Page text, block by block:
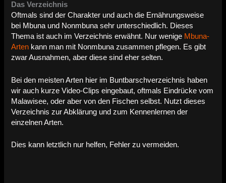
Das Verzeichnis
Oftmals sind der Charakter und auch die Ernährungsweise
bei Mbuna und Nonmbuna sehr unterschiedlich. Dieses
Thema ist auch im Verzeichnis erwähnt. Nur wenige Mbuna-
Arten kann man mit Nonmbuna zusammen pflegen. Es gibt
zwar Ausnahmen, aber diese sind eher selten.
Bei den meisten Arten hier im Buntbarschverzeichnis haben
wir auch kurze Video-Clips eingebaut, oftmals Eindrücke vom
Malawisee, oder aber von den Fischen selbst. Nutzt dieses
Verzeichnis zur Abklärung und zum Kennenlernen der
einzelnen Arten.
Dies kann letztlich nur helfen, Fehler zu vermeiden.